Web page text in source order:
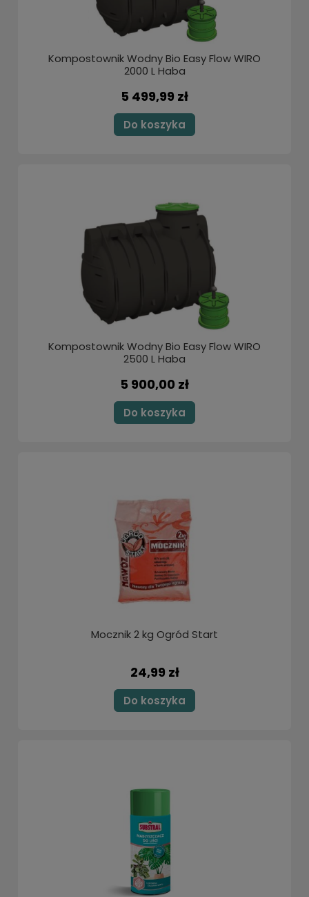
Kompostownik Wodny Bio Easy Flow WIRO
2000 L Haba
5 499,99 zł
Do koszyka
Kompostownik Wodny Bio Easy Flow WIRO
2500 L Haba
5 900,00 zł
Do koszyka
Mocznik 2 kg Ogród Start
24,99 zł
Do koszyka